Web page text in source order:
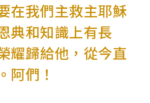
在我們主救主耶穌
典和知識上有長
耀歸給他，從今直
阿們！